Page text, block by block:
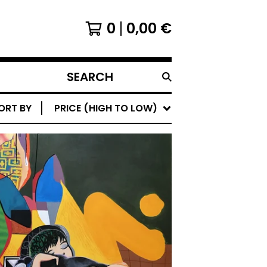
0 0,00 €
SEARCH
PRODUCTS
BY
PRICE (HIGH TO LOW)